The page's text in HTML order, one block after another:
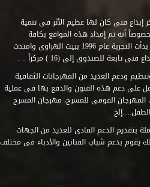
إبداع فنى كان لها عظيم الأثر فى تنمية
أنه تم إمداد هذه المواقع بكافة
المتطلبات التى تكفل لها أداء دورها الثقافى والفنى. وقد بدأت التجربة عام 1996 ببيت الهراوى وامتدت
للصندوق إلى (16 ) مركزاً .. .
ودعم العديد من المهرجانات الثقافية
على دعم هذه الفنون والدفع بها فى عملية
المهرجان القومى للمسرح، مهرجان المسرح
بتقديم الدعم المادى للعديد من الجهات
يقوم بدعم شباب الفنانين والأدباء فى مختلف